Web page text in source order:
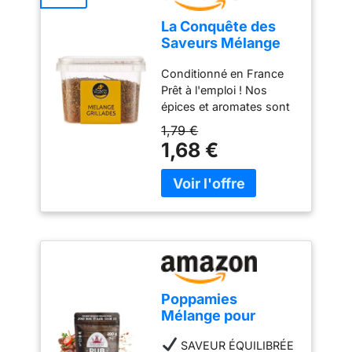
La Conquête des
Saveurs Mélange
Conditionné en France
Prêt à l'emploi ! Nos
épices et aromates sont
rigoureusement
sélectionnés pour la
puissance de leurs
saveurs !
1,79 €
1,68 €
Poppamies
Mélange pour
Assaisonnement
SAVEUR ÉQUILIBRÉE